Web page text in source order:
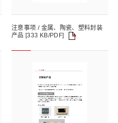
注意事项 / 金属、陶瓷、塑料封装
产品 [333 KB/PDF]